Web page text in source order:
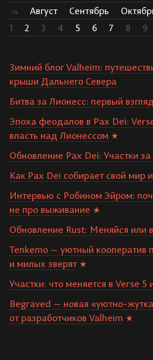
Август Сентябрь
1
2 3 4 5 6 7 8 9
Зимний блог Valheim:
крыши Дальнего Севера
Битва за Лионесс: первый
Эпоха феодалов в Pax Dei:
власть над Лионессом
Обновление Pax Dei: Участки за
Как Pax Dei собирает свой мир
Интервью с Робином Эйром:
не про выживание
Обновление Rust: Меняйся или
Tenkemo — уютный кооператив
и милых зверят
Участки: что меняется в Verse
Begraved — новая «уютно-
от разработчиков Valheim